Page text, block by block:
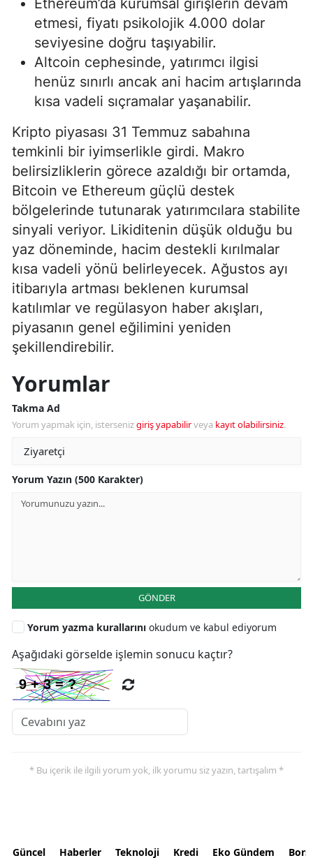
etmesi, fiyatı psikolojik 4.000 dolar
seviyesine doğru taşıyabilir.
Altcoin cephesinde, yatırımcı ilgisi
henüz sınırlı ancak ani hacim artışlarında
kısa vadeli sıçramalar yaşanabilir.
Kripto piyasası 31 Temmuz sabahına
temkinli bir iyimserlikle girdi. Makro
belirsizliklerin görece azaldığı bir ortamda,
Bitcoin ve Ethereum güçlü destek
bölgelerinde tutunarak yatırımcılara stabilite
sinyali veriyor. Likiditenin düşük olduğu bu
yaz döneminde, hacim destekli kırılmalar
kısa vadeli yönü belirleyecek. Ağustos ayı
itibarıyla artması beklenen kurumsal
katılımlar ve regülasyon haber akışları,
piyasanın genel eğilimini yeniden
şekillendirebilir.
Yorumlar
Takma Ad
Yorum yapmak için, istersenizgiriş yapabilirveya kayıt olabilirsiniz.
Yorum Yazın (500 Karakter)
GÖNDER
Yorum yazma kurallarını okudum ve kabul ediyorum
Aşağıdaki görselde işlemin sonucu kaçtır?
* Bu içerik ile ilgili yorum yok, ilk yorumu siz yazın, tartışalım *
Güncel Haberler Teknoloji Kredi Eko Gündem